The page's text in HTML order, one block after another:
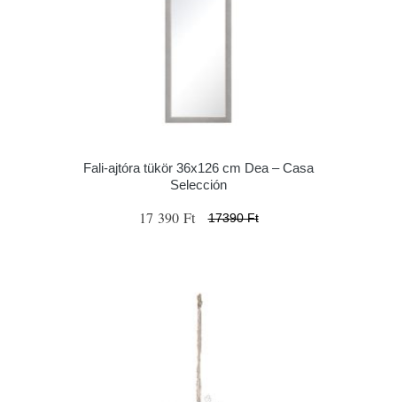
Fali-ajtóra tükör 36x126 cm Dea – Casa
Selección
17 390 Ft 17390 Ft